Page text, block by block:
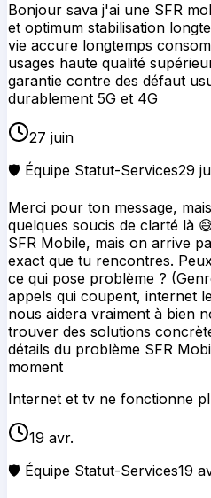
Bonjour sava j'ai une SFR
et optimum stabilisation
vie accure longtemps
usages haute qualité
garantie contre des défaut
durablement 5G et 4G
27 juin
🛡️ Équipe Statut-Services29
Merci pour ton message,
quelques soucis de clarté là
SFR Mobile, mais on arrive
exact que tu rencontres.
ce qui pose problème ?
appels qui coupent, internet
nous aidera vraiment à bien
trouver des solutions
détails du problème SFR
moment
Internet et tv ne fonctionne
19 avr.
🛡️ Équipe Statut-Services19